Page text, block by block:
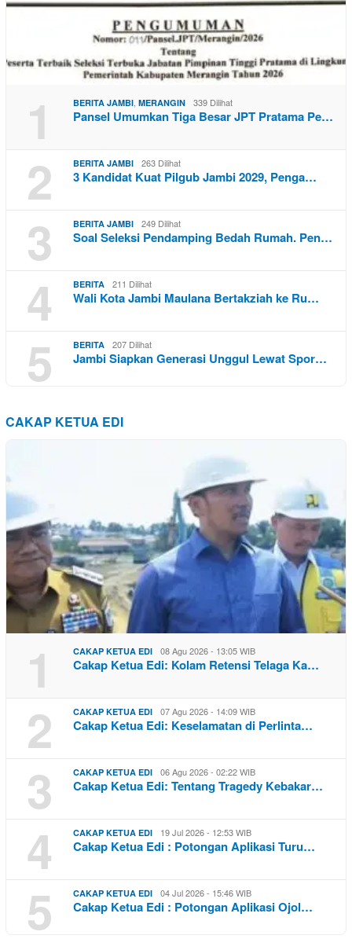
1 BERITA JAMBI MERANGIN 339 Dilihat
Pansel Umumkan Tiga Besar JPT Pratama Pe…
2 BERITA JAMBI 263 Dilihat
3 Kandidat Kuat Pilgub Jambi 2029, Penga…
3 BERITA JAMBI 249 Dilihat
Soal Seleksi Pendamping Bedah Rumah. Pen…
4 BERITA 211 Dilihat
Wali Kota Jambi Maulana Bertakziah ke Ru…
5 BERITA 207 Dilihat
Jambi Siapkan Generasi Unggul Lewat Spor…
CAKAP KETUA EDI
1 CAKAP KETUA EDI 08 Agu 2026 - 13:05 WIB
Cakap Ketua Edi: Kolam Retensi Telaga Ka…
2 CAKAP KETUA EDI 07 Agu 2026 - 14:09 WIB
Cakap Ketua Edi: Keselamatan di Perlinta…
3 CAKAP KETUA EDI 06 Agu 2026 - 02:22 WIB
Cakap Ketua Edi: Tentang Tragedy Kebakar…
4 CAKAP KETUA EDI 19 Jul 2026 - 12:53 WIB
Cakap Ketua Edi : Potongan Aplikasi Turu…
5 CAKAP KETUA EDI 04 Jul 2026 - 15:46 WIB
Cakap Ketua Edi : Potongan Aplikasi Ojol…